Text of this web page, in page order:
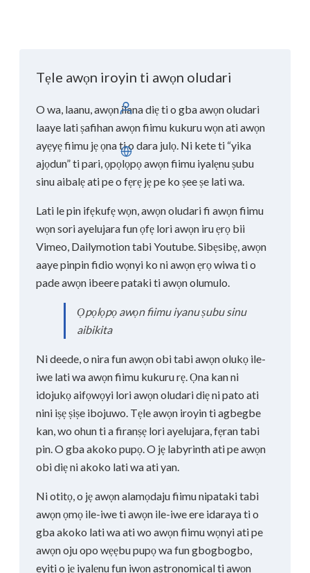
Wo ile
Yorùbá
Tẹle awọn iroyin ti awọn oludari
O wa, laanu, awọn ilana diẹ ti o gba awọn oludari
laaye lati ṣafihan awọn fiimu kukuru wọn ati awọn
ayẹyẹ fiimu jẹ ọna ti o dara julọ. Ni kete ti “yika
ajọdun” ti pari, ọpọlọpọ awọn fiimu iyalẹnu ṣubu
sinu aibalẹ ati pe o fẹrẹ jẹ pe ko ṣee ṣe lati wa.
Lati le pin ifẹkufẹ wọn, awọn oludari fi awọn fiimu
wọn sori ayelujara fun ọfẹ lori awọn iru ẹrọ bii
Vimeo, Dailymotion tabi Youtube. Sibẹsibẹ, awọn
aaye pinpin fidio wọnyi ko ni awọn ẹrọ wiwa ti o
pade awọn ibeere pataki ti awọn olumulo.
Ọpọlọpọ awọn fiimu iyanu ṣubu sinu
aibikita
Ni deede, o nira fun awọn obi tabi awọn olukọ ile-
iwe lati wa awọn fiimu kukuru rẹ. Ọna kan ni
idojukọ aifọwọyi lori awọn oludari diẹ ni pato ati
nini iṣẹ ṣiṣe ibojuwo. Tẹle awọn iroyin ti agbegbe
kan, wo ohun ti a firanṣẹ lori ayelujara, fẹran tabi
pin. O gba akoko pupọ. O jẹ labyrinth ati pe awọn
obi diẹ ni akoko lati wa ati yan.
Ni otitọ, o jẹ awọn alamọdaju fiimu nipataki tabi
awọn ọmọ ile-iwe ti awọn ile-iwe ere idaraya ti o
gba akoko lati wa ati wo awọn fiimu wọnyi ati pe
awọn oju opo wẹẹbu pupọ wa fun gbogbogbo,
eyiti o jẹ iyalẹnu fun iwọn astronomical ti awọn